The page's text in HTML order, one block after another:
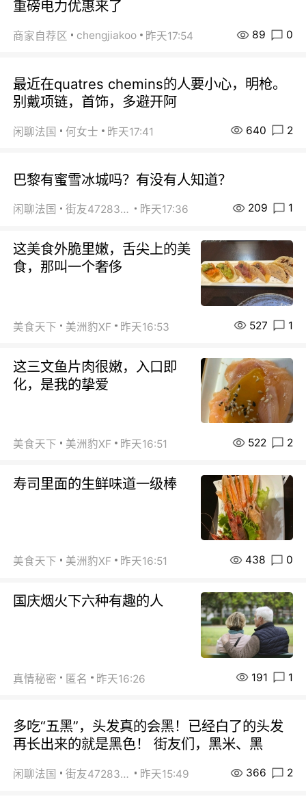
重磅电力优惠来了
商家自荐区 chengjiakoo 昨天17:54 89 0
最近在quatres chemins的人要小心，明枪。
别戴项链，首饰，多避开阿
闲聊法国 何女士 昨天17:41 640 2
巴黎有蜜雪冰城吗？有没有人知道？
闲聊法国 街友472838572 昨天17:36 209 1
这美食外脆里嫩，舌尖上的美
食，那叫一个奢侈
美食天下 美洲豹XF 昨天16:53 527 1
这三文鱼片肉很嫩，入口即
化，是我的挚爱
美食天下 美洲豹XF 昨天16:51 522 2
寿司里面的生鲜味道一级棒
美食天下 美洲豹XF 昨天16:51 438 0
国庆烟火下六种有趣的人
真情秘密 匿名 昨天16:26 191 1
多吃“五黑”，头发真的会黑！已经白了的头发
再长出来的就是黑色！ 街友们，黑米、黑
闲聊法国 街友472838572 昨天15:49 366 2